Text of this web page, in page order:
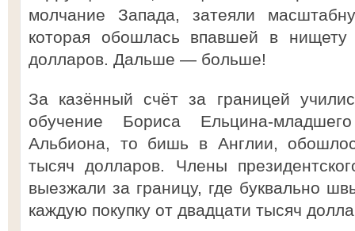
молчание Запада, затеяли
которая обошлась впавшей в
долларов. Дальше — больше!
За казённый счёт за границей
обучение Бориса Ельцина-
Альбиона, то бишь в Англии,
тысяч долларов. Члены
выезжали за границу, где буквально
каждую покупку от двадцати тысяч